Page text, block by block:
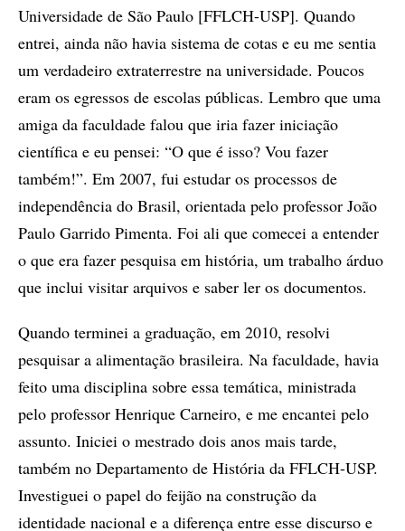
Universidade de São Paulo [FFLCH-USP]. Quando
entrei, ainda não havia sistema de cotas e eu me sentia
um verdadeiro extraterrestre na universidade. Poucos
eram os egressos de escolas públicas. Lembro que uma
amiga da faculdade falou que iria fazer iniciação
científica e eu pensei: “O que é isso? Vou fazer
também!”. Em 2007, fui estudar os processos de
independência do Brasil, orientada pelo professor João
Paulo Garrido Pimenta. Foi ali que comecei a entender
o que era fazer pesquisa em história, um trabalho árduo
que inclui visitar arquivos e saber ler os documentos.
Quando terminei a graduação, em 2010, resolvi
pesquisar a alimentação brasileira. Na faculdade, havia
feito uma disciplina sobre essa temática, ministrada
pelo professor Henrique Carneiro, e me encantei pelo
assunto. Iniciei o mestrado dois anos mais tarde,
também no Departamento de História da FFLCH-USP.
Investiguei o papel do feijão na construção da
identidade nacional e a diferença entre esse discurso e